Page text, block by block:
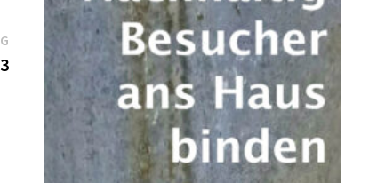
Nächster
Beitrag: